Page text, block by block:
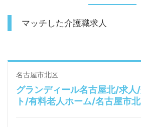
マッチした介護職求人
名古屋市北区
グランディール名古屋北/求
ト/有料老人ホーム/名古屋市